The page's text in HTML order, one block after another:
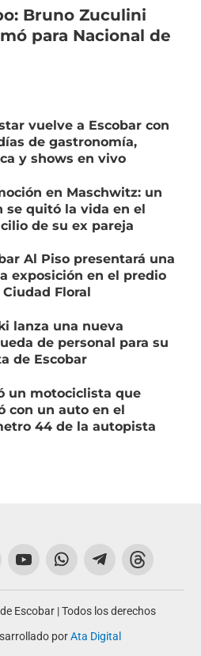
Bruno Zuculini
para Nacional de
vuelve a Escobar con
de gastronomía,
y shows en vivo
en Maschwitz: un
se quitó la vida en el
de su ex pareja
Al Piso presentará una
exposición en el predio
Floral
lanza una nueva
de personal para su
de Escobar
un motociclista que
con un auto en el
44 de la autopista
Escobar | Todos los derechos
porAta Digital